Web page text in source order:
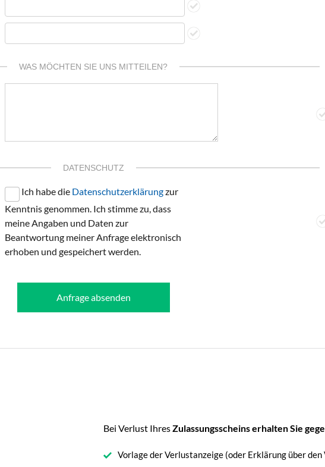
WAS MÖCHTEN SIE UNS MITTEILEN?
DATENSCHUTZ
Ich habe die Datenschutzerklärungzur
Kenntnis genommen. Ich stimme zu, dass
meine Angaben und Daten zur
Beantwortung meiner Anfrage elektronisch
erhoben und gespeichert werden.
Anfrage absenden
Bei Verlust IhresZulassungsscheins erhalten Sie
Vorlage der Verlustanzeige (oder Erklärung über